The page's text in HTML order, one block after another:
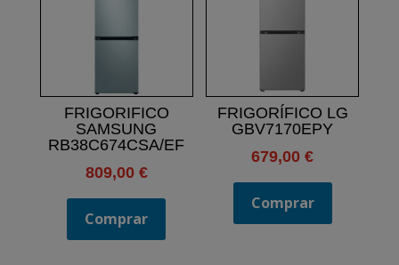
FRIGORIFICO
SAMSUNG
RB38C674CSA/EF
809,00 €
Comprar
FRIGORÍFICO LG
GBV7170EPY
679,00€
Comprar